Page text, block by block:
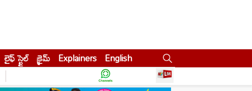
లైఫ్ స్టైల్ క్రైమ్ Explainers English